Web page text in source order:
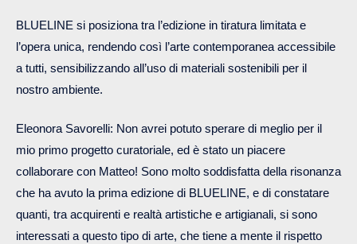
BLUELINE si posiziona tra l’edizione in tiratura limitata e
l’opera unica, rendendo così l’arte contemporanea accessibile
a tutti, sensibilizzando all’uso di materiali sostenibili per il
nostro ambiente.
Eleonora Savorelli: Non avrei potuto sperare di meglio per il
mio primo progetto curatoriale, ed è stato un piacere
collaborare con Matteo! Sono molto soddisfatta della risonanza
che ha avuto la prima edizione di BLUELINE, e di constatare
quanti, tra acquirenti e realtà artistiche e artigianali, si sono
interessati a questo tipo di arte, che tiene a mente il rispetto